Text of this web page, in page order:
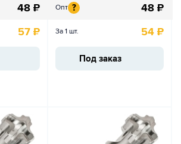
48 ₽
57 ₽
Опт ? 48 ₽
За 1 шт. 54 ₽
Под заказ